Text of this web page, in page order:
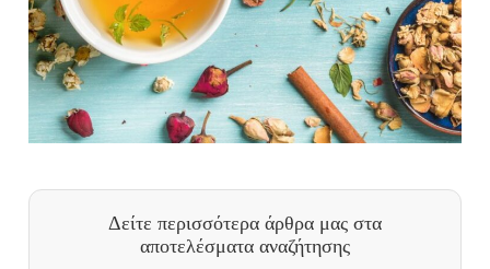
Δείτε περισσότερα άρθρα μας στα
αποτελέσματα αναζήτησης